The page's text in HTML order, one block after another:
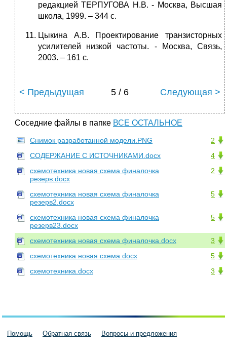
редакцией ТЕРПУГОВА Н.В. - Москва, Высшая
школа, 1999. – 344 с.
Цыкина А.В. Проектирование транзисторных
усилителей низкой частоты. - Москва, Связь,
2003. – 161 с.
< Предыдущая 5 / 6 Следующая >
Соседние файлы в папке ВСЕ ОСТАЛЬНОЕ
2
Снимок разработанной модели.PNG
4
СОДЕРЖАНИЕ С ИСТОЧНИКАМИ.docx
2
схемотехника новая схема финалочка
резерв.docx
5
схемотехника новая схема финалочка
резерв2.docx
5
схемотехника новая схема финалочка
резерв23.docx
3
схемотехника новая схема финалочка.docx
5
схемотехника новая схема.docx
3
схемотехника.docx
Помощь Обратная связь Вопросы и предложения